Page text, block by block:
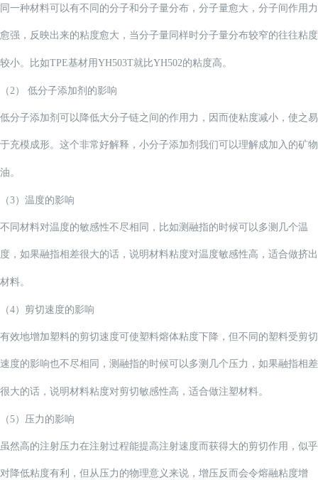
同一种材料可以有不同的分子和分子量分布，分子量愈大，分子间作用力
愈强，反映出来的粘度愈大，当分子量同样时分子量分布较窄的往往粘度
较小。比如TPE基材用YH503T就比YH502的粘度高。
（2） 低分子添加剂的影响
低分子添加剂可以降低大分子链之间的作用力，因而使粘度减小，使之易
于充模成形。这个非常好解释，小分子添加剂我们可以理解成加入的矿物
油。
（3）温度的影响
不同材料对温度的敏感性不尽相同，比如测融指的时候可以多测几个温
度，如果融指相差很大的话，说明材料粘度对温度敏感性高，适合做挤出
材料。
（4）剪切速度的影响
有效地增加塑料的剪切速度可使塑料熔体粘度下降，但不同的塑料受剪切
速度的影响也不尽相同，测融指的时候可以多测几个压力，如果融指相差
很大的话，说明材料粘度对剪切敏感性高，适合做注塑材料。
（ 5）压力的影响
虽然高的注射压力在注射过程能提高注射速度而获得大的剪切作用，似乎
对降低粘度有利，但从压力的物理意义来说，增压反而会令熔融粘度增